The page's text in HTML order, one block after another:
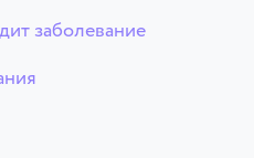
заболевание